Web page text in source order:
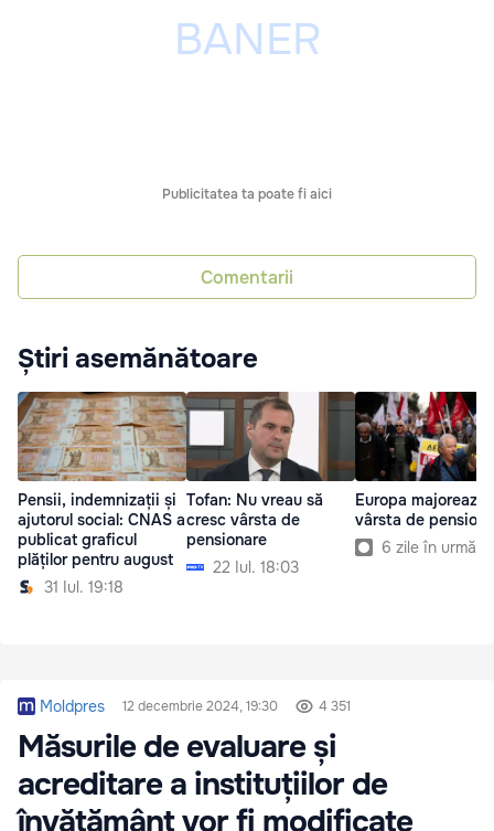
Publicitatea ta poate fi aici
Comentarii
Știri asemănătoare
Pensii, indemnizații și
ajutorul social: CNAS a
publicat graficul
plăților pentru august
31 Iul. 19:18
Tofan: Nu vreau să
cresc vârsta de
pensionare
22 Iul. 18:03
Europa majorează
vârsta de
6 zile în urmă
Moldpres 12 decembrie 2024, 19:30 4 351
Măsurile de evaluare și
acreditare a instituțiilor de
învățământ vor fi modificate